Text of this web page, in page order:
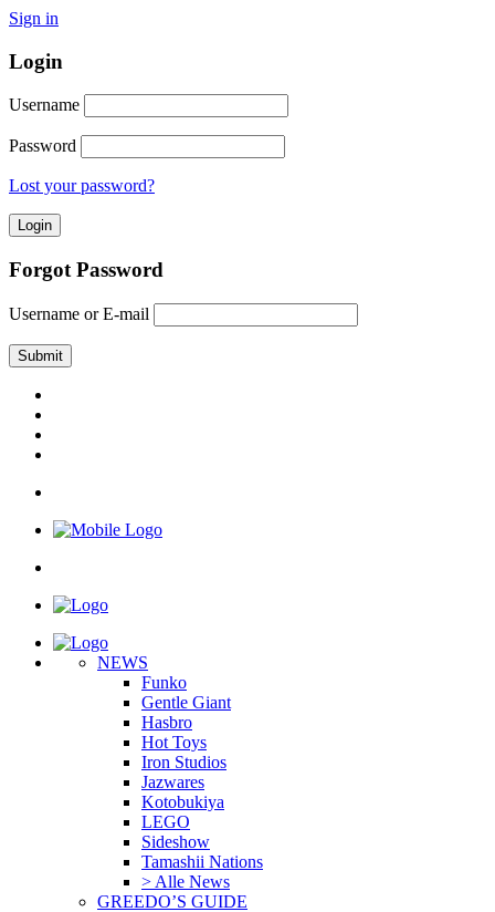
Sign in
Login
Username
Password
Lost your password?
Forgot Password
Username or E-mail
NEWS
Funko
Gentle Giant
Hasbro
Hot Toys
Iron Studios
Jazwares
Kotobukiya
LEGO
Sideshow
Tamashii Nations
> Alle News
GREEDO’S GUIDE